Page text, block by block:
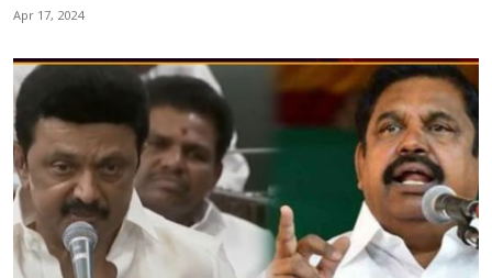
Apr 17, 2024